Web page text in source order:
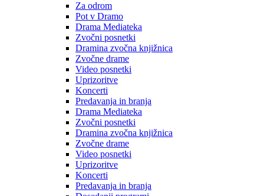
Za odrom
Pot v Dramo
Drama Mediateka
Zvočni posnetki
Dramina zvočna knjižnica
Zvočne drame
Video posnetki
Uprizoritve
Koncerti
Predavanja in branja
Drama Mediateka
Zvočni posnetki
Dramina zvočna knjižnica
Zvočne drame
Video posnetki
Uprizoritve
Koncerti
Predavanja in branja